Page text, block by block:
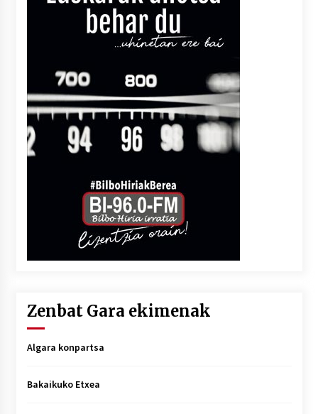
Zenbat Gara ekimenak
Algara konpartsa
Bakaikuko Etxea